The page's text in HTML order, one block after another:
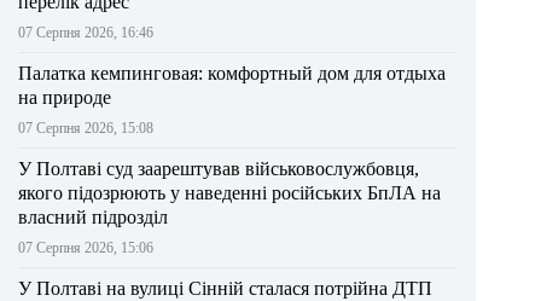
07 Серпня 2026, 16:46
Палатка кемпинговая: комфортный дом для отдыха
на природе
07 Серпня 2026, 15:08
У Полтаві суд заарештував військовослужбовця,
якого підозрюють у наведенні російських БпЛА на
власний підрозділ
07 Серпня 2026, 15:06
У Полтаві на вулиці Сінній сталася потрійна ДТП